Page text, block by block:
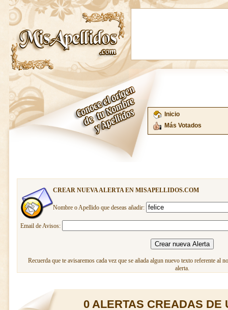
Inicio
Más Votados
CREAR NUEVA ALERTA EN MISAPELLIDOS.COM
Nombre o Apellido que deseas añadir:
Email de Avisos:
Recuerda que te avisaremos cada vez que se añada algun nuevo texto referente al
alerta.
0 ALERTAS CREADAS DE